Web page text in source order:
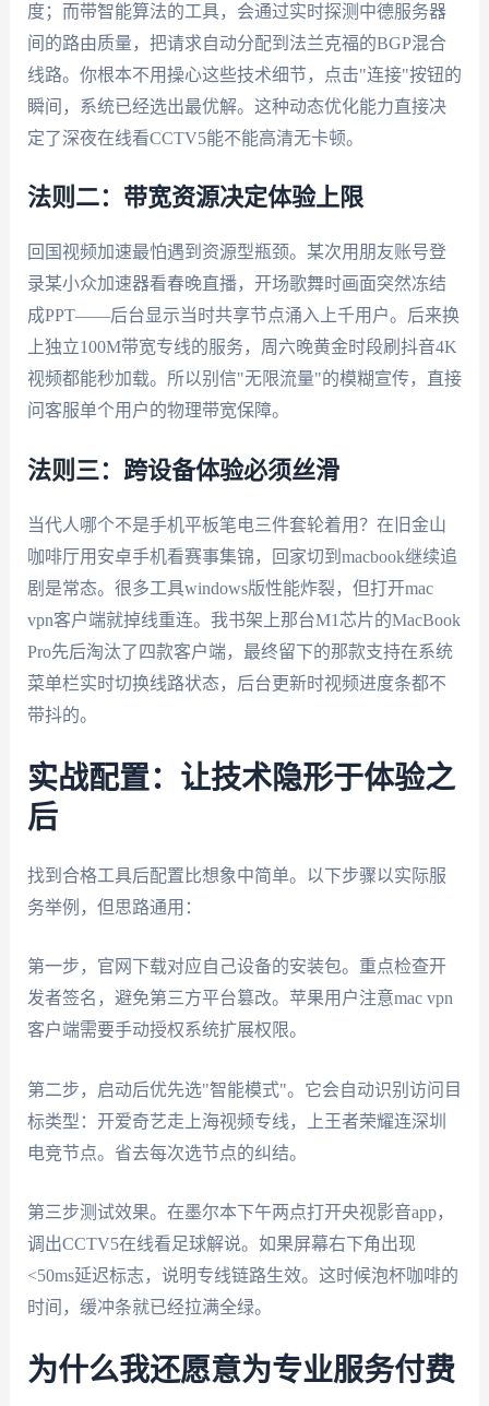
度；而带智能算法的工具，会通过实时探测中德服务器
间的路由质量，把请求自动分配到法兰克福的BGP混合
线路。你根本不用操心这些技术细节，点击"连接"按钮的
瞬间，系统已经选出最优解。这种动态优化能力直接决
定了深夜在线看CCTV5能不能高清无卡顿。
法则二：带宽资源决定体验上限
回国视频加速最怕遇到资源型瓶颈。某次用朋友账号登
录某小众加速器看春晚直播，开场歌舞时画面突然冻结
成PPT——后台显示当时共享节点涌入上千用户。后来换
上独立100M带宽专线的服务，周六晚黄金时段刷抖音4K
视频都能秒加载。所以别信"无限流量"的模糊宣传，直接
问客服单个用户的物理带宽保障。
法则三：跨设备体验必须丝滑
当代人哪个不是手机平板笔电三件套轮着用？在旧金山
咖啡厅用安卓手机看赛事集锦，回家切到macbook继续追
剧是常态。很多工具windows版性能炸裂，但打开mac
vpn客户端就掉线重连。我书架上那台M1芯片的MacBook
Pro先后淘汰了四款客户端，最终留下的那款支持在系统
菜单栏实时切换线路状态，后台更新时视频进度条都不
带抖的。
实战配置：让技术隐形于体验之
后
找到合格工具后配置比想象中简单。以下步骤以实际服
务举例，但思路通用：
第一步，官网下载对应自己设备的安装包。重点检查开
发者签名，避免第三方平台篡改。苹果用户注意mac vpn
客户端需要手动授权系统扩展权限。
第二步，启动后优先选"智能模式"。它会自动识别访问目
标类型：开爱奇艺走上海视频专线，上王者荣耀连深圳
电竞节点。省去每次选节点的纠结。
第三步测试效果。在墨尔本下午两点打开央视影音app，
调出CCTV5在线看足球解说。如果屏幕右下角出现
<50ms延迟标志，说明专线链路生效。这时候泡杯咖啡的
时间，缓冲条就已经拉满全绿。
为什么我还愿意为专业服务付费